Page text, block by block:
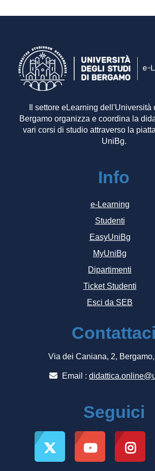
Il settore eLearning dell'Università
Bergamo organizza e coordina la
vari corsi di studio attraverso la
UniBg.
Info
e-Learning
Studenti
EasyUniBg
MyUniBg
Dipartimenti
Ticket Studenti
Esci da SEB
Contattaci
Via dei Caniana, 2,
Email :
Seguici